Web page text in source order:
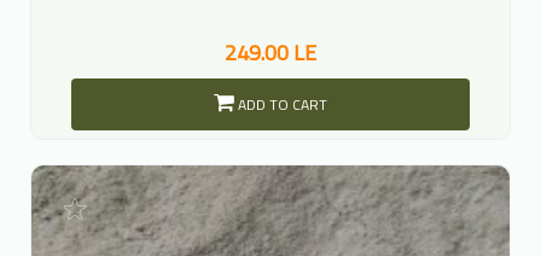
249.00 LE
ADD TO CART